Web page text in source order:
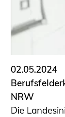
02.05.2024
NRW
Die